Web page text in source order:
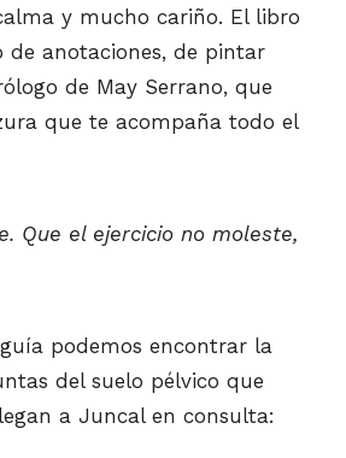
y mucho cariño. El libro
de anotaciones, de pintar
de May Serrano, que
que te acompaña todo el
Que el ejercicio no moleste,
podemos encontrar la
del suelo pélvico que
a Juncal en consulta: